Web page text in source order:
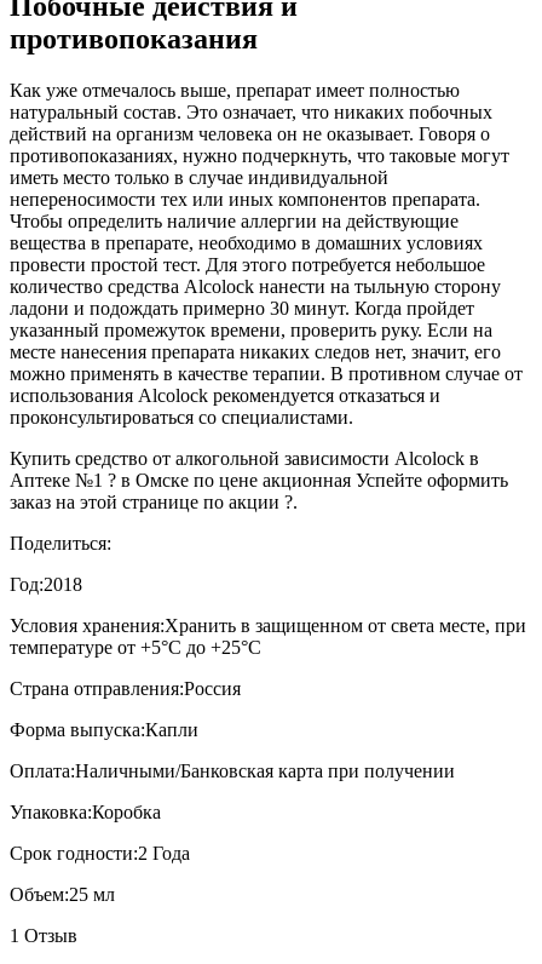
противопоказания
Как уже отмечалось выше, препарат имеет полностью
натуральный состав. Это означает, что никаких побочных
действий на организм человека он не оказывает. Говоря о
противопоказаниях, нужно подчеркнуть, что таковые могут
иметь место только в случае индивидуальной
непереносимости тех или иных компонентов препарата.
Чтобы определить наличие аллергии на действующие
вещества в препарате, необходимо в домашних условиях
провести простой тест. Для этого потребуется небольшое
количество средства Alcolock нанести на тыльную сторону
ладони и подождать примерно 30 минут. Когда пройдет
указанный промежуток времени, проверить руку. Если на
месте нанесения препарата никаких следов нет, значит, его
можно применять в качестве терапии. В противном случае от
использования Alcolock рекомендуется отказаться и
проконсультироваться со специалистами.
Купить средство от алкогольной зависимости Alcolock в
Аптеке №1 ? в Омске по цене акционная Успейте оформить
заказ на этой странице по акции ?.
Поделиться:
Год:2018
Условия хранения:Хранить в защищенном от света месте, при
температуре от +5°С до +25°С
Страна отправления:Россия
Форма выпуска:Капли
Оплата:Наличными/Банковская карта при получении
Упаковка:Коробка
Срок годности:2 Года
Объем:25 мл
1 Отзыв